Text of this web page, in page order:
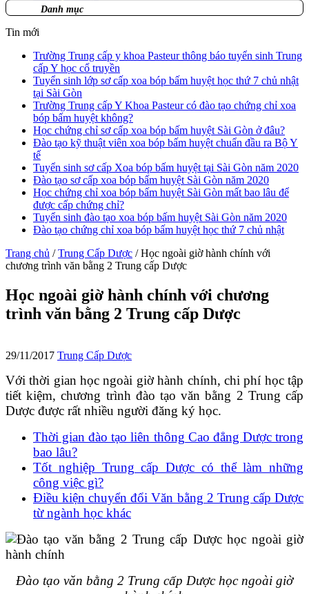
Danh mục
Tin mới
Trường Trung cấp y khoa Pasteur thông báo tuyển sinh Trung
cấp Y học cổ truyền
Tuyển sinh lớp sơ cấp xoa bóp bấm huyệt học thứ 7 chủ nhật
tại Sài Gòn
Trường Trung cấp Y Khoa Pasteur có đào tạo chứng chỉ xoa
bóp bấm huyệt không?
Học chứng chỉ sơ cấp xoa bóp bấm huyệt Sài Gòn ở đâu?
Đào tạo kỹ thuật viên xoa bóp bấm huyệt chuẩn đầu ra Bộ Y
tế
Tuyển sinh sơ cấp Xoa bóp bấm huyệt tại Sài Gòn năm 2020
Đào tạo sơ cấp xoa bóp bấm huyệt Sài Gòn năm 2020
Học chứng chỉ xoa bóp bấm huyệt Sài Gòn mất bao lâu để
được cấp chứng chỉ?
Tuyển sinh đào tạo xoa bóp bấm huyệt Sài Gòn năm 2020
Đào tạo chứng chỉ xoa bóp bấm huyệt học thứ 7 chủ nhật
Trang chủ / Trung Cấp Dược / Học ngoài giờ hành chính với
chương trình văn bằng 2 Trung cấp Dược
Học ngoài giờ hành chính với chương
trình văn bằng 2 Trung cấp Dược
29/11/2017 Trung Cấp Dược
Với thời gian học ngoài giờ hành chính, chi phí học tập
tiết kiệm, chương trình đào tạo văn bằng 2 Trung cấp
Dược được rất nhiều người đăng ký học.
Thời gian đào tạo liên thông Cao đẳng Dược trong
bao lâu?
Tốt nghiệp Trung cấp Dược có thể làm những
công việc gì?
Điều kiện chuyển đổi Văn bằng 2 Trung cấp Dược
từ ngành học khác
Đào tạo văn bằng 2 Trung cấp Dược học ngoài giờ